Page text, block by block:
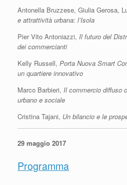
Antonella Bruzzese, Giulia Gerosa,
e attrattività urbana: l’Isola
Pier Vito Antoniazzi, Il futuro del
dei commercianti
Kelly Russell, Porta Nuova Smart
un quartiere innovativo
Marco Barbieri, Il commercio diffuso
urbano e sociale
Cristina Tajani, Un bilancio e le
29 maggio 2017
Programma